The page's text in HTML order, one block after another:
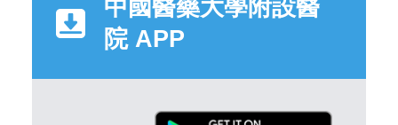
中國醫藥大學附設醫
院 APP